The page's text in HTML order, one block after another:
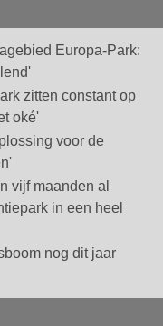
Europa-Park:
zitten constant op
oké'
voor de
vijf maanden al
in een heel
nog dit jaar